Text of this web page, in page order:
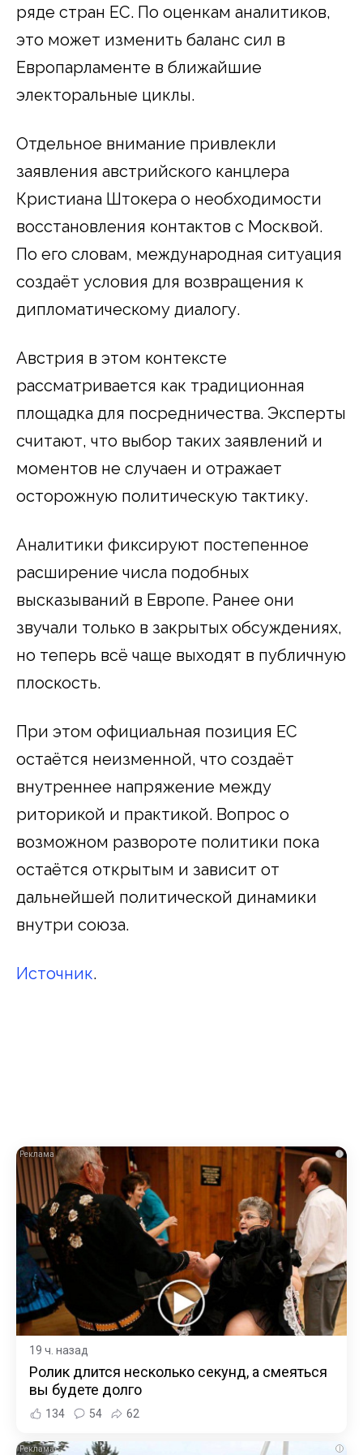
ряде стран ЕС. По оценкам аналитиков,
это может изменить баланс сил в
Европарламенте в ближайшие
электоральные циклы.
Отдельное внимание привлекли
заявления австрийского канцлера
Кристиана Штокера о необходимости
восстановления контактов с Москвой.
По его словам, международная ситуация
создаёт условия для возвращения к
дипломатическому диалогу.
Австрия в этом контексте
рассматривается как традиционная
площадка для посредничества. Эксперты
считают, что выбор таких заявлений и
моментов не случаен и отражает
осторожную политическую тактику.
Аналитики фиксируют постепенное
расширение числа подобных
высказываний в Европе. Ранее они
звучали только в закрытых обсуждениях,
но теперь всё чаще выходят в публичную
плоскость.
При этом официальная позиция ЕС
остаётся неизменной, что создаёт
внутреннее напряжение между
риторикой и практикой. Вопрос о
возможном развороте политики пока
остаётся открытым и зависит от
дальнейшей политической динамики
внутри союза.
Источник.
i
19 ч. назад
Ролик длится несколько секунд, а смеяться
вы будете долго
134 54 62
i